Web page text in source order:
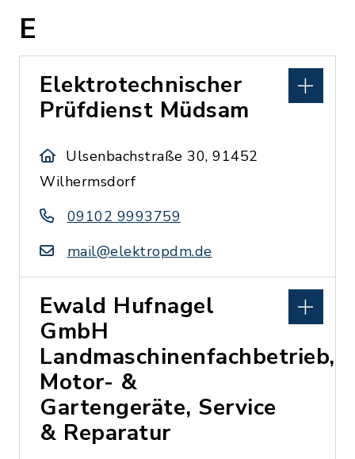
E
Elektrotechnischer
Prüfdienst Müdsam
Ulsenbachstraße 30, 91452
Wilhermsdorf
09102 9993759
mail@elektropdm.de
Ewald Hufnagel
GmbH
Landmaschinenfachbetrieb,
Motor- &
Gartengeräte, Service
& Reparatur